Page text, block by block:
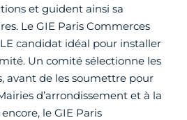
et guident ainsi sa
Le GIE Paris Commerces
candidat idéal pour installer
Un comité sélectionne les
avant de les soumettre pour
d’arrondissement et à la
le GIE Paris